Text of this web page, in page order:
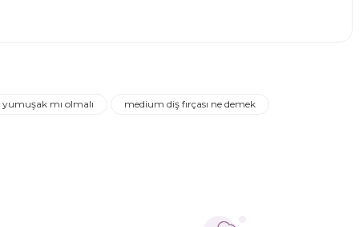
yumuşak mı olmalı
medium diş fırçası ne demek